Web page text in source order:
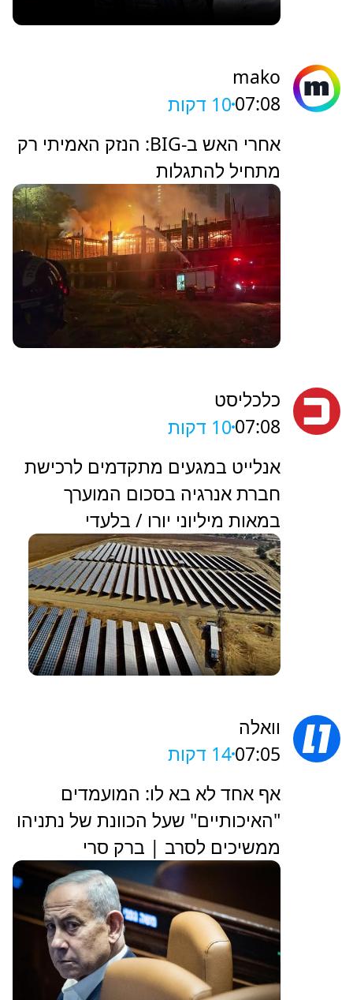
mako
07:0810 דקות
אחרי האש ב-BIG: הנזק האמיתי רק
מתחיל להתגלות
כלכליסט
07:0810 דקות
אנלייט במגעים מתקדמים לרכישת
חברת אנרגיה בסכום המוערך
במאות מיליוני יורו / בלעדי
וואלה
07:0514 דקות
אף אחד לא בא לו: המועמדים
"האיכותיים" שעל הכוונת של נתניהו
ממשיכים לסרב | ברק סרי